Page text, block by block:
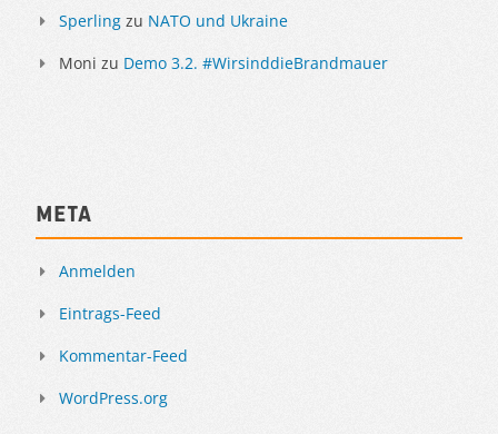
Sperling zu NATO und Ukraine
Moni zu Demo 3.2. #WirsinddieBrandmauer
Meta
Anmelden
Eintrags-Feed
Kommentar-Feed
WordPress.org